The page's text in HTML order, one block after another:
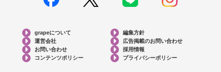
grapeについて
編集方針
運営会社
広告掲載のお問い合わせ
お問い合わせ
採用情報
コンテンツポリシー
プライバシーポリシー